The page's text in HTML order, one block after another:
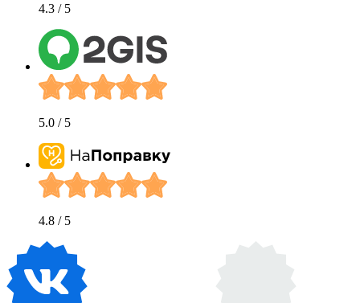
4.3 / 5
5.0 / 5
4.8 / 5